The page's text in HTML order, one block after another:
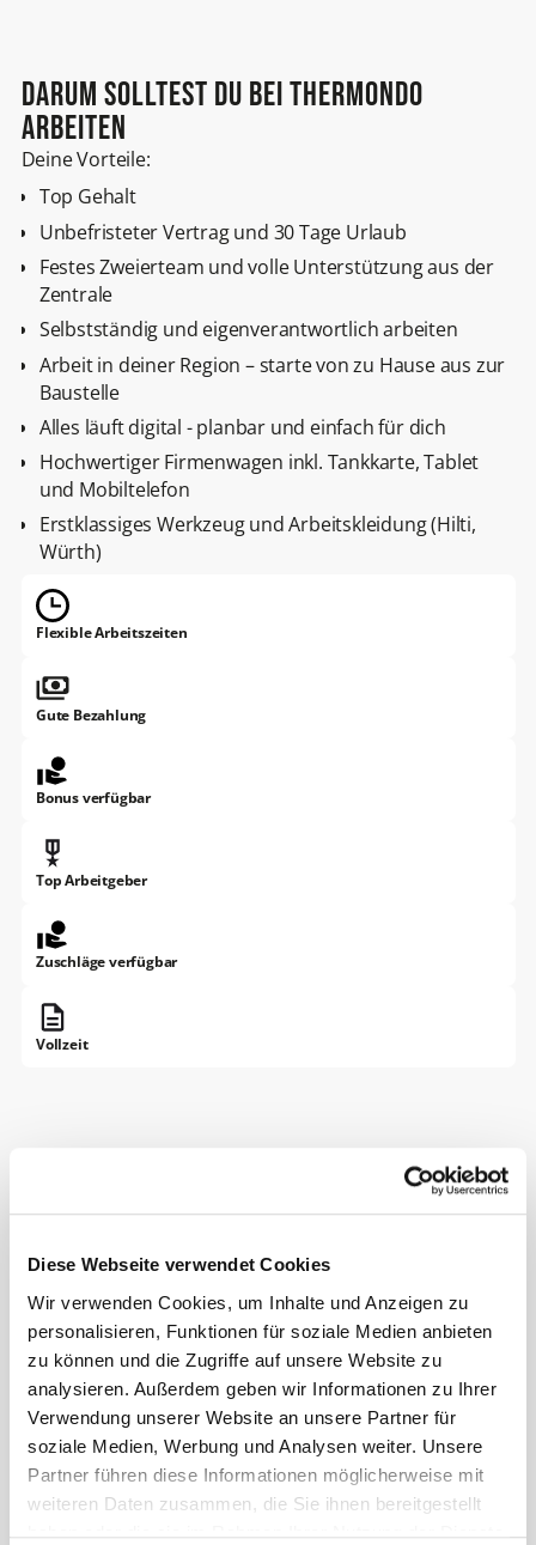
Diese Webseite verwendet Cookies
Wir verwenden Cookies, um Inhalte und Anzeigen zu
personalisieren, Funktionen für soziale Medien anbieten
zu können und die Zugriffe auf unsere Website zu
analysieren. Außerdem geben wir Informationen zu Ihrer
Verwendung unserer Website an unsere Partner für
soziale Medien, Werbung und Analysen weiter. Unsere
Partner führen diese Informationen möglicherweise mit
weiteren Daten zusammen, die Sie ihnen bereitgestellt
Darum solltest du bei Thermondo
arbeiten
Deine Vorteile:
Top Gehalt
Unbefristeter Vertrag und 30 Tage Urlaub
Festes Zweierteam und volle Unterstützung aus der
Zentrale
Selbstständig und eigenverantwortlich arbeiten
Arbeit in deiner Region – starte von zu Hause aus zur
Baustelle
Alles läuft digital - planbar und einfach für dich
Hochwertiger Firmenwagen inkl. Tankkarte, Tablet
und Mobiltelefon
Erstklassiges Werkzeug und Arbeitskleidung (Hilti,
Würth)
Flexible Arbeitszeiten
Gute Bezahlung
Bonus verfügbar
Top Arbeitgeber
Zuschläge verfügbar
Vollzeit
Prinzenstraße 34
10969 Berlin
Deutschland muss seine Klimaziele erreichen. Dafür
muss die Wärmewende gelingen. Genau daran arbeiten
wir als größter Heizungsinstallateur Deutschlands.
Halb StartUp, halb Handwerksbetrieb haben wir
unseren Purpose klar definiert: Gemeinsam machen wir
Wohnen klimaneutral.
Jede Familie, jedes Zuhause kann klimaneutral werden.
Der Schlüssel dazu ist, komplett auf grüne Wärme